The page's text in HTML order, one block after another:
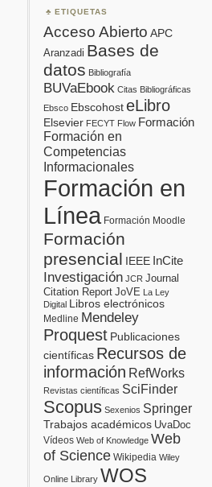
ETIQUETAS
Acceso Abierto APC
Aranzadi Bases de
datos Bibliografía
BUVaEbook Citas Bibliográficas
Ebsco EbscohosteLibro
Elsevier FECYT Flow Formación
Formación en
Competencias
Informacionales
Formación en
Línea Formación Moodle
Formación
presencial IEEE InCite
Investigación JCR Journal
Citation Report JoVE La Ley
Digital Libros electrónicos
Medline Mendeley
Proquest Publicaciones
científicas Recursos de
información RefWorks
Revistas científicas SciFinder
Scopus Sexenios Springer
Trabajos académicos UvaDoc
Vídeos Web of Knowledge Web
of Science Wikipedia Wiley
Online Library WOS